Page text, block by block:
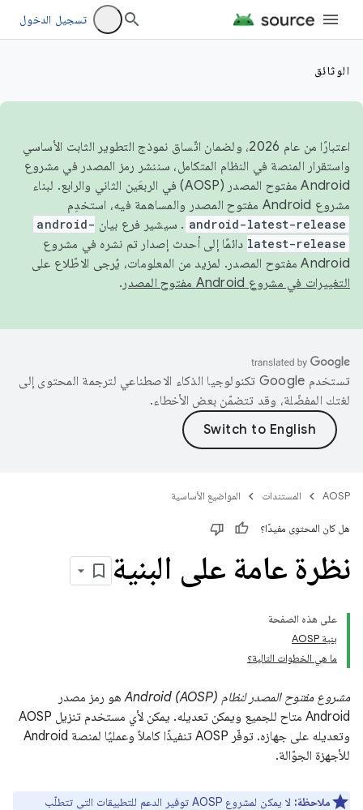
تسجيل الدخول
الوثائق
اعتبارًا من عام 2026، ولضمان اتّساق نموذج التطوير الثابت الأساسي
واستقرار المنصة في النظام المتكامل، سننشر رمز المصدر في مشروع
Android مفتوح المصدر (AOSP) في الربعَين الثاني والرابع. لبناء
مشروع Android مفتوح المصدر والمساهمة فيه، استخدِم
android-latest-release . سيشير فرع بيان android-
latest-release دائمًا إلى أحدث إصدار تم نشره في مشروع
Android مفتوح المصدر. لمزيد من المعلومات، يُرجى الاطّلاع على
التغييرات في مشروع Android مفتوح المصدر
.
تستخدم Google تكنولوجيا الذكاء الاصطناعي لترجمة المحتوى إلى
لغتك المفضّلة، وقد تتضمّن بعض الأخطاء.
AOSP المستندات المواضيع الأساسية
هل كان المحتوى مفيدًا؟
نظرة عامة على البنية
على هذه الصفحة
بنية AOSP
ما هي الخطوات التالية؟
مشروع مفتوح المصدر لنظام Android (AOSP)
هو رمز مصدر
Android متاح للجميع ويمكن تعديله. يمكن لأي مستخدم تنزيل AOSP
وتعديله على جهازه. توفّر AOSP تنفيذًا كاملاً وعمليًا لمنصة Android
للأجهزة الجوّالة.
ملاحظة:
لا يمكن لمشروع AOSP توفير الدعم للتطبيقات التي تتطلّب